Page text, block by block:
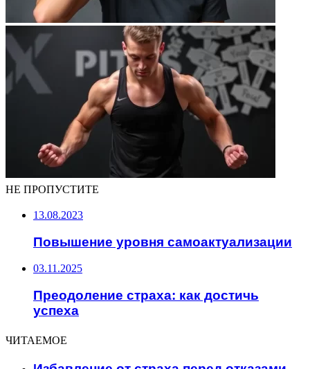
НЕ ПРОПУСТИТЕ
13.08.2023
Повышение уровня самоактуализации
03.11.2025
Преодоление страха: как достичь
успеха
ЧИТАЕМОЕ